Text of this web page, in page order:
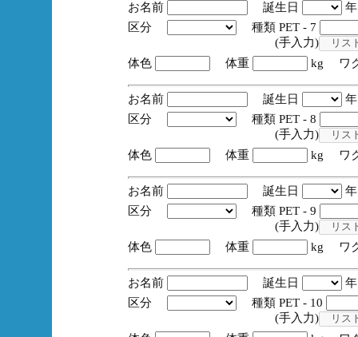
お名前 誕生日
区分
種類 PET - 7
(手入力)
体色
体重 kg ワ
お名前 誕生日
区分
種類 PET - 8
(手入力)
体色
体重 kg ワ
お名前 誕生日
区分
種類 PET - 9
(手入力)
体色
体重 kg ワ
お名前 誕生日
区分
種類 PET - 10
(手入力)